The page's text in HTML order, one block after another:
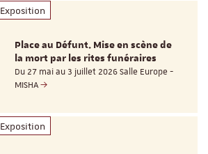
Exposition
Place au Défunt. Mise en scène de
la mort par les rites funéraires
Du 27 mai au 3 juillet 2026 Salle Europe -
MISHA
Exposition